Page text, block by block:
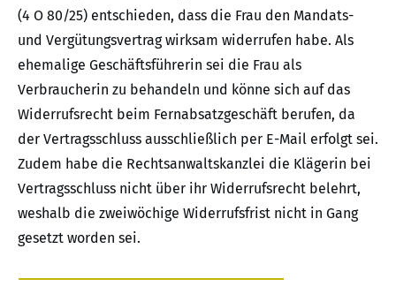
(4 O 80/25) entschieden, dass die Frau den Mandats-
und Vergütungsvertrag wirksam widerrufen habe. Als
ehemalige Geschäftsführerin sei die Frau als
Verbraucherin zu behandeln und könne sich auf das
Widerrufsrecht beim Fernabsatzgeschäft berufen, da
der Vertragsschluss ausschließlich per E-Mail erfolgt sei.
Zudem habe die Rechtsanwaltskanzlei die Klägerin bei
Vertragsschluss nicht über ihr Widerrufsrecht belehrt,
weshalb die zweiwöchige Widerrufsfrist nicht in Gang
gesetzt worden sei.